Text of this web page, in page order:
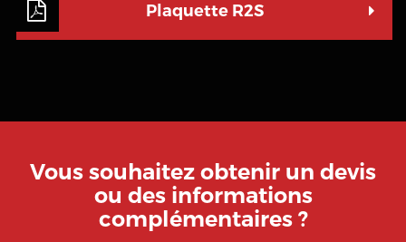
Plaquette R2S
Vous souhaitez obtenir un devis
ou des informations
complémentaires ?